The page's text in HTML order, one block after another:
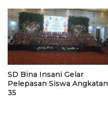
SD Bina Insani Gelar
Pelepasan Siswa Angkatan
35